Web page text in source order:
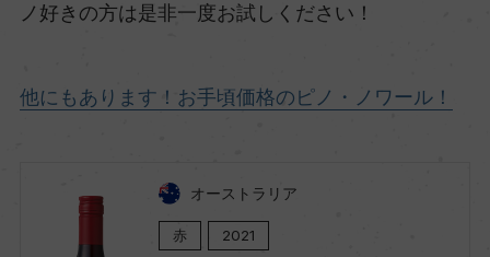
ノ好きの方は是非一度お試しください！
他にもあります！お手頃価格のピノ・ノワール！
オーストラリア
赤 2021